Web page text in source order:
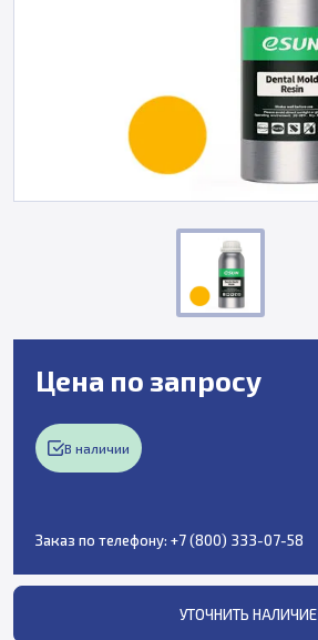
Цена по запросу
В наличии
Заказ по телефону: +7 (800) 333-07-58
УТОЧНИТЬ НАЛИЧИЕ